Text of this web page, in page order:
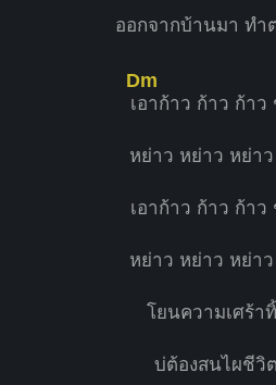
ออกจากบ้านมา ทำ
เ
Dm
อาก้าว ก้าว ก้า
หย่าว หย่าว หย่าว
เอาก้าว ก้าว ก้า
หย่าว หย่าว หย่าว
โยนความเศร้า
บ่ต้องสนไผชีวิ